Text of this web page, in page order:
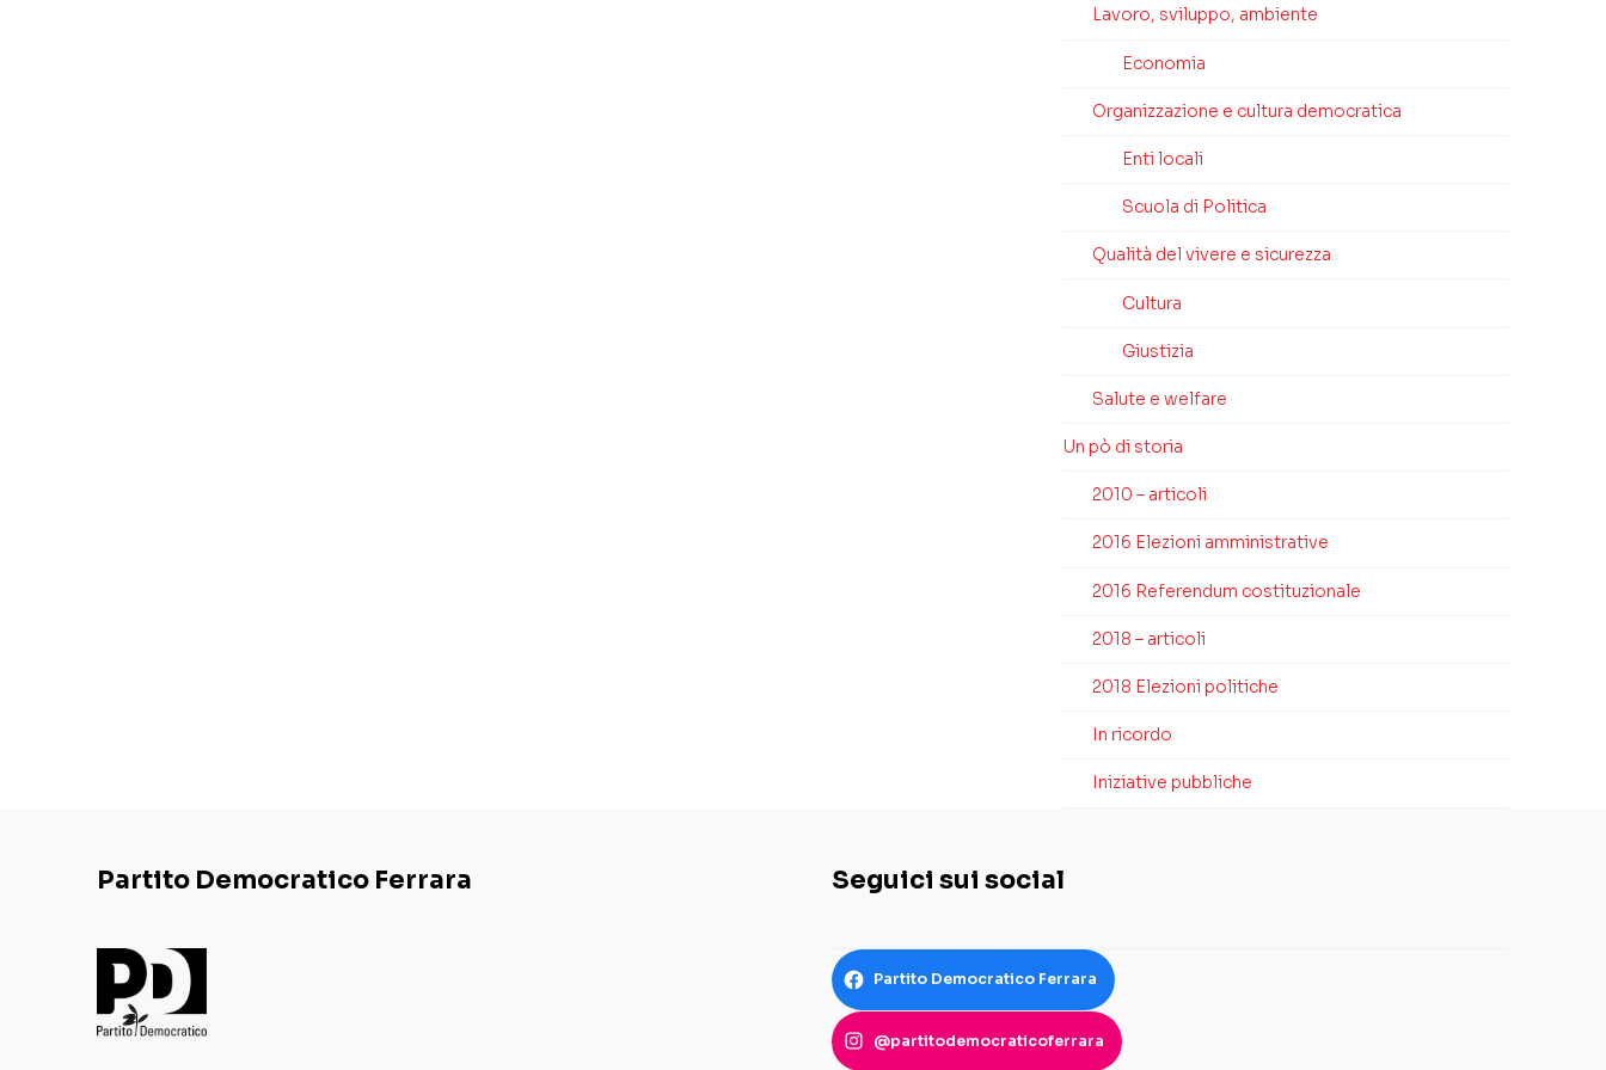
Lavoro, sviluppo, ambiente
Economia
Organizzazione e cultura democratica
Enti locali
Scuola di Politica
Qualità del vivere e sicurezza
Cultura
Giustizia
Salute e welfare
Un pò di storia
2010 – articoli
2016 Elezioni amministrative
2016 Referendum costituzionale
2018 – articoli
2018 Elezioni politiche
In ricordo
Iniziative pubbliche
Partito Democratico Ferrara Seguici sui social
Partito Democratico Ferrara
@partitodemocraticoferrara